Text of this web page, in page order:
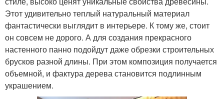
Этот удивительно теплый натуральный материал
фантастически выглядит в интерьере. К тому же, стоит
он совсем не дорого. А для создания прекрасного
настенного панно подойдут даже обрезки строительных
брусков разной длины. При этом композиция получается
объемной, и фактура дерева становится подлинным
украшением.